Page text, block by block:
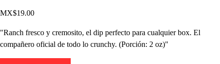
MX$19.00
"Ranch fresco y cremosito, el dip perfecto para cualquier box. El
compañero oficial de todo lo crunchy. (Porción: 2 oz)"